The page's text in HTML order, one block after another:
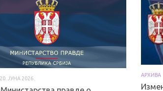
20. ЈУНА 2026.
АРХИВА